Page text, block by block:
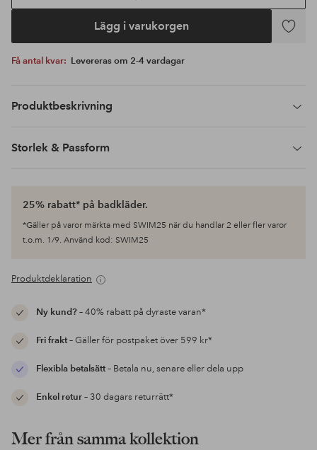
Lägg i varukorgen
Lägg
Få antal kvar: Levereras om 2-4 vardagar
Produktbeskrivning
Storlek & Passform
25% rabatt* på badkläder.
*Gäller på varor märkta med SWIM25 när du handlar 2 eller fler varor
t.o.m. 1/9. Använd kod: SWIM25
Produktdeklaration
Ny kund?– 40% rabatt på dyraste varan*
Fri frakt– Gäller för postpaket över 599 kr*
Flexibla betalsätt– Betala nu, senare eller dela upp
Enkel retur– 30 dagars returrätt*
Mer från samma kollektion